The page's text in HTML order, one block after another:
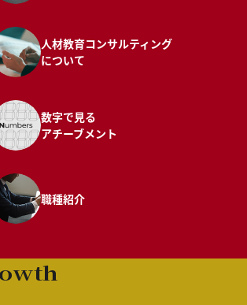
人材教育コンサルティング
について
数字で見る
アチーブメント
職種紹介